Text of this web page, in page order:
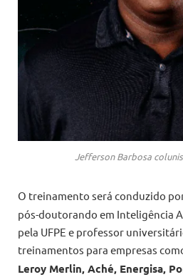
Jefferson Barbosa
O treinamento será conduzido
pós-doutorando em Inteligência
pela UFPE e professor
treinamentos para empresas
Leroy Merlin, Aché, Energisa,